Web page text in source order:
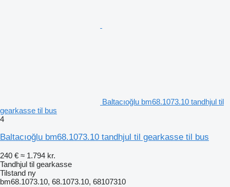
Baltacıoğlu bm68.1073.10 tandhjul til
gearkasse til bus
4
Baltacıoğlu bm68.1073.10 tandhjul til gearkasse til bus
240 € ≈ 1.794 kr.
Tandhjul til gearkasse
Tilstand ny
bm68.1073.10, 68.1073.10, 68107310